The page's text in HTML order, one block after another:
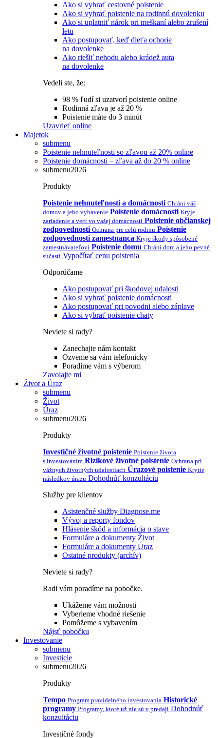
Ako si vybrať cestovné poistenie
Ako si vybrať poistenie na rodinnú dovolenku
Ako si uplatniť nárok pri meškaní alebo zrušení
letu
Ako postupovať, keď dieťa ochorie
na dovolenke
Ako riešiť nehodu alebo krádež auta
na dovolenke
Vedeli ste, že:
98 % ľudí si uzatvorí poistenie online
Rodinná zľava je až 20 %
Poistenie máte do 3 minút
Uzavrieť online
Majetok
submenu
Poistenie nehnuteľnosti so zľavou až 20% online
Poistenie domácnosti – zľava až do 20 % online
submenu2026
Produkty
Poistenie nehnuteľnosti a domácnosti Chráni váš
domov a jeho vybavenie Poistenie domácnosti Kryje
zariadenie a veci vo vašej domácnosti Poistenie občianskej
zodpovednosti Ochrana pre celú rodinu Poistenie
zodpovednosti zamestnanca Kryje škody spôsobené
zamestnávateľovi Poistenie domu Chráni dom a jeho pevné
súčasti Vypočítať cenu poistenia
Odporúčame
Ako postupovať pri škodovej udalosti
Ako si vybrať poistenie domácnosti
Ako postupovať pri povodni alebo záplave
Ako si vybrať poistenie chaty
Neviete si rady?
Zanechajte nám kontakt
Ozveme sa vám telefonicky
Poradíme vám s výberom
Zavolajte mi
Život a Úraz
submenu
Život
Úraz
submenu2026
Produkty
Investičné životné poistenie Poistenie života
s investováním Rizikové životné poistenie Ochrana pri
vážnych životných udalostiach Úrazové poistenie Krytie
následkov úrazu Dohodnúť konzultáciu
Služby pre klientov
Asistenčné služby Diagnose.me
Vývoj a reporty fondov
Hlásenie škôd a informácia o stave
Formuláre a dokumenty Život
Formuláre a dokumenty Úraz
Ostatné produkty (archív)
Neviete si rady?
Radi vám poradíme na pobočke.
Ukážeme vám možnosti
Vyberieme vhodné riešenie
Pomôžeme s vybavením
Nájsť pobočku
Investovanie
submenu
Investicie
submenu2026
Produkty
Tempo Program pravidelného investovania Historické
programy Programy, ktoré už nie sú v predaji Dohodnúť
konzultáciu
Investičné fondy